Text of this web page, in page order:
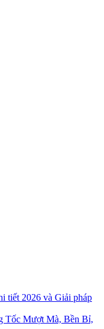
tiết 2026 và Giải pháp
Tốc Mượt Mà, Bền Bỉ,